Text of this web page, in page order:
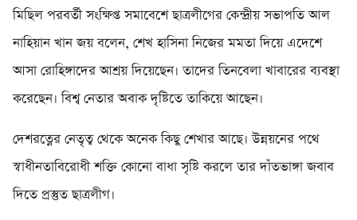
মিছিল পরবর্তী সংক্ষিপ্ত সমাবেশে ছাত্রলীগের কেন্দ্রীয় সভাপতি আল
নাহিয়ান খান জয় বলেন, শেখ হাসিনা নিজের মমতা দিয়ে এদেশে
আসা রোহিঙ্গাদের আশ্রয় দিয়েছেন। তাদের তিনবেলা খাবারের ব্যবস্থা
করেছেন। বিশ্ব নেতার অবাক দৃষ্টিতে তাকিয়ে আছেন।
দেশরত্নের নেতৃত্ব থেকে অনেক কিছু শেখার আছে। উন্নয়নের পথে
স্বাধীনতাবিরোধী শক্তি কোনো বাধা সৃষ্টি করলে তার দাঁতভাঙ্গা জবাব
দিতে প্রস্তুত ছাত্রলীগ।